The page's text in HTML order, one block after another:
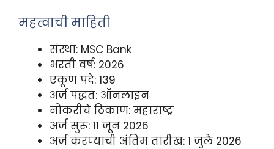
महत्वाची माहिती
संस्था: MSC Bank
भरती वर्ष: 2026
एकूण पदे: 139
अर्ज पद्धत: ऑनलाइन
नोकरीचे ठिकाण: महाराष्ट्र
अर्ज सुरू: 11 जून 2026
अर्ज करण्याची अंतिम तारीख: 1 जुलै 2026